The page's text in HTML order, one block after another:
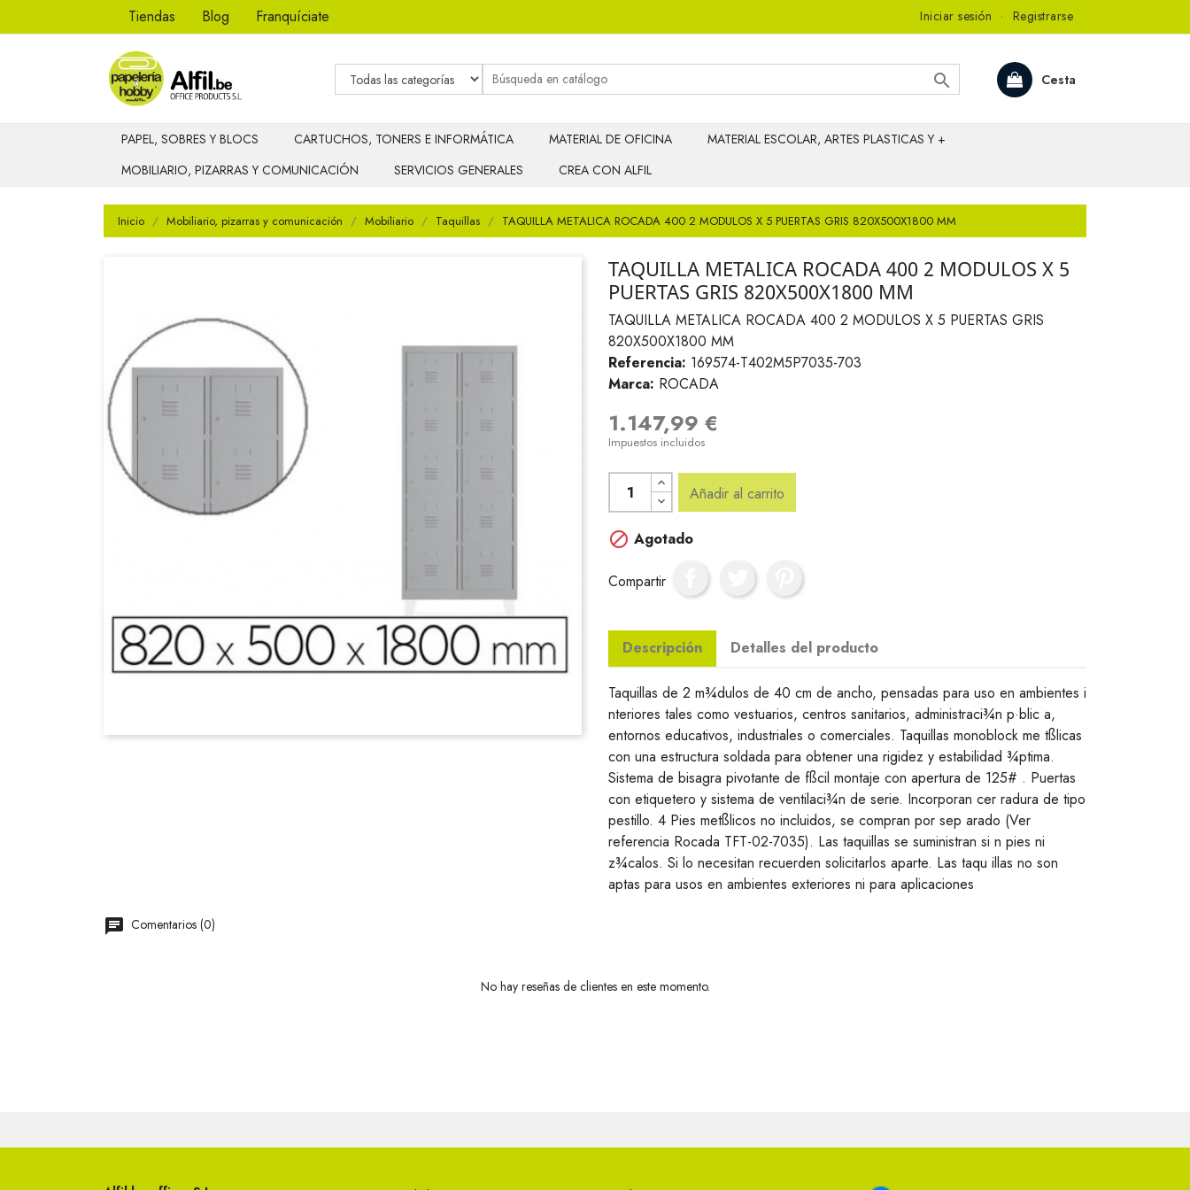
Tiendas Blog Franquíciate Iniciar sesión · Registrarse
Cesta

PAPEL, SOBRES Y BLOCS CARTUCHOS, TONERS E INFORMÁTICA MATERIAL DE OFICINA
MATERIAL ESCOLAR, ARTES PLASTICAS Y +
MOBILIARIO, PIZARRAS Y COMUNICACIÓN
SERVICIOS GENERALES CREA CON ALFIL
Inicio Mobiliario, pizarras y comunicación Mobiliario Taquillas TAQUILLA METALICA ROCADA 400 2 MODULOS X 5 PUERTAS GRIS 820X500X1800 MM
TAQUILLA METALICA ROCADA 400 2 MODULOS X 5
PUERTAS GRIS 820X500X1800 MM
TAQUILLA METALICA ROCADA 400 2 MODULOS X 5 PUERTAS GRIS
820X500X1800 MM
Referencia: 169574-T402M5P7035-703
Marca: ROCADA
1.147,99 €
Impuestos incluidos
Añadir al carrito
 Agotado
Compartir
Descripción Detalles del producto
Taquillas de 2 m¾dulos de 40 cm de ancho, pensadas para uso en ambientes i
nteriores tales como vestuarios, centros sanitarios, administraci¾n p·blic a,
entornos educativos, industriales o comerciales. Taquillas monoblock me tßlicas
con una estructura soldada para obtener una rigidez y estabilidad ¾ptima.
Sistema de bisagra pivotante de fßcil montaje con apertura de 125# . Puertas
con etiquetero y sistema de ventilaci¾n de serie. Incorporan cer radura de tipo
pestillo. 4 Pies metßlicos no incluidos, se compran por sep arado (Ver
referencia Rocada TFT-02-7035). Las taquillas se suministran si n pies ni
z¾calos. Si lo necesitan recuerden solicitarlos aparte. Las taqu illas no son
aptas para usos en ambientes exteriores ni para aplicaciones
Comentarios (0)
No hay reseñas de clientes en este momento.